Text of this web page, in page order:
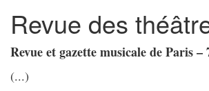
Revue des
(...)